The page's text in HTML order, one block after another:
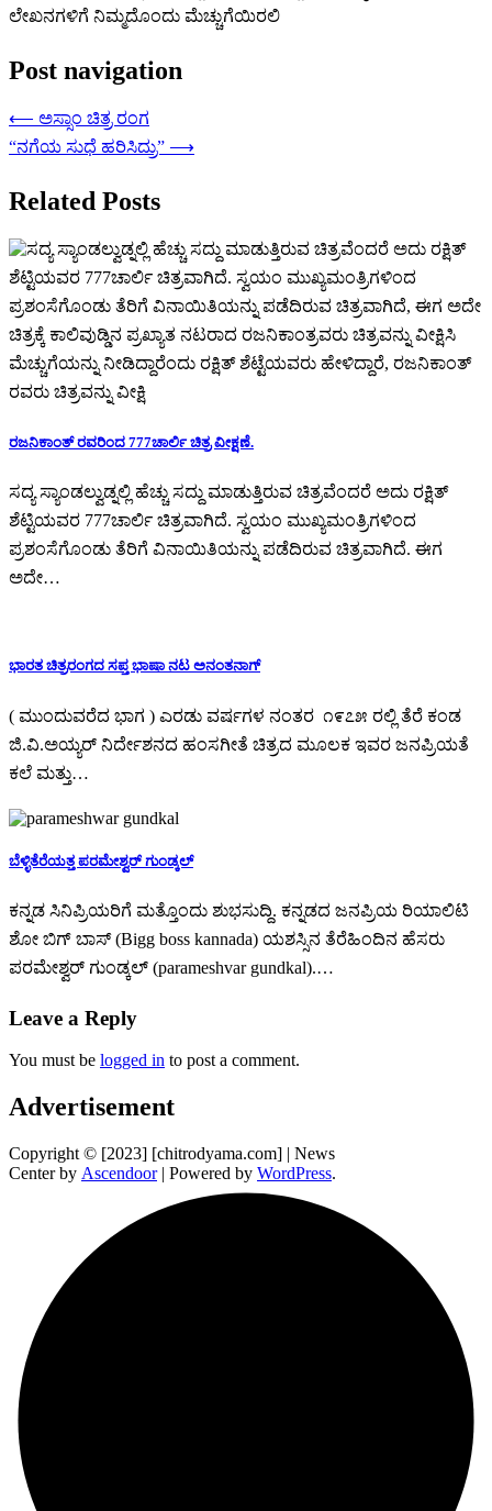
ಲೇಖನಗಳಿಗೆ ನಿಮ್ಮದೊಂದು ಮೆಚ್ಚುಗೆಯಿರಲಿ
Post navigation
⟵ ಅಸ್ಸಾಂ ಚಿತ್ರ ರಂಗ
“ನಗೆಯ ಸುಧೆ ಹರಿಸಿದ್ರು” ⟶
Related Posts
ರಜನಿಕಾಂತ್ ರವರಿಂದ 777ಚಾರ್ಲಿ ಚಿತ್ರ ವೀಕ್ಷಣೆ.
ಸದ್ಯ ಸ್ಯಾಂಡಲ್ವುಡ್ನಲ್ಲಿ ಹೆಚ್ಚು ಸದ್ದು ಮಾಡುತ್ತಿರುವ ಚಿತ್ರವೆಂದರೆ ಅದು ರಕ್ಷಿತ್
ಶೆಟ್ಟಿಯವರ 777ಚಾರ್ಲಿ ಚಿತ್ರವಾಗಿದೆ. ಸ್ವಯಂ ಮುಖ್ಯಮಂತ್ರಿಗಳಿಂದ
ಪ್ರಶಂಸೆಗೊಂಡು ತೆರಿಗೆ ವಿನಾಯಿತಿಯನ್ನು ಪಡೆದಿರುವ ಚಿತ್ರವಾಗಿದೆ. ಈಗ
ಅದೇ…
ಭಾರತ ಚಿತ್ರರಂಗದ ಸಪ್ತ ಭಾಷಾ ನಟ ಅನಂತನಾಗ್
( ಮುಂದುವರೆದ ಭಾಗ ) ಎರಡು ವರ್ಷಗಳ ನಂತರ ೧೯೭೫ ರಲ್ಲಿ ತೆರೆ ಕಂಡ
ಜಿ.ವಿ.ಅಯ್ಯರ್ ನಿರ್ದೇಶನದ ಹಂಸಗೀತೆ ಚಿತ್ರದ ಮೂಲಕ ಇವರ ಜನಪ್ರಿಯತೆ
ಕಲೆ ಮತ್ತು…
ಬೆಳ್ಳಿತೆರೆಯತ್ತ ಪರಮೇಶ್ವರ್ ಗುಂಡ್ಕಲ್
ಕನ್ನಡ ಸಿನಿಪ್ರಿಯರಿಗೆ ಮತ್ತೊಂದು ಶುಭಸುದ್ದಿ. ಕನ್ನಡದ ಜನಪ್ರಿಯ ರಿಯಾಲಿಟಿ
ಶೋ ಬಿಗ್ ಬಾಸ್ (Bigg boss kannada) ಯಶಸ್ಸಿನ ತೆರೆಹಿಂದಿನ ಹೆಸರು
ಪರಮೇಶ್ವರ್ ಗುಂಡ್ಕಲ್ (parameshvar gundkal).…
Leave a Reply
You must be logged in to post a comment.
Advertisement
Copyright © [2023] [chitrodyama.com] | News
Center by Ascendoor| Powered by WordPress.